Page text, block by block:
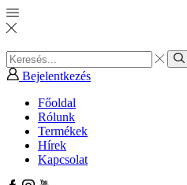
Search
inputBejelentkezés
Főoldal
Rólunk
Termékek
Hírek
Kapcsolat